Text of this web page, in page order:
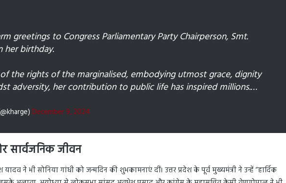
greetings to Congress Parliamentary Party Chairperson, Smt.
her birthday.
the rights of the marginalised, embodying utmost grace, dignity
adversity, her contribution to public life has inspired millions.…
December 9, 2024
सार्वजनिक जीवन
ने भी सोनिया गांधी को जन्मदिन की शुभकामनाएं दीं। उत्तर प्रदेश के पूर्व मुख्यमंत्री ने उन्हें “हार्दिक